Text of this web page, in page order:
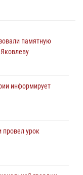
памятную
информирует
провел урок